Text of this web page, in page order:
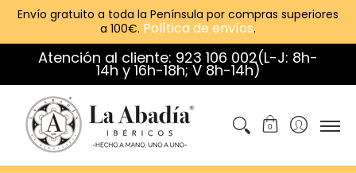
Envío gratuito a toda la Península por compras superiores
a 100€. Política de envíos.
Jamones Paletas Embutidos Regalos
Atención al cliente: 923 106 002(L-J: 8h-
14h y 16h-18h; V 8h-14h)
0